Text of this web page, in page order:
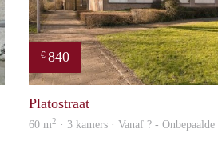
€ 840
Platostraat
60 m2 · 3 kamers · Vanaf ? -